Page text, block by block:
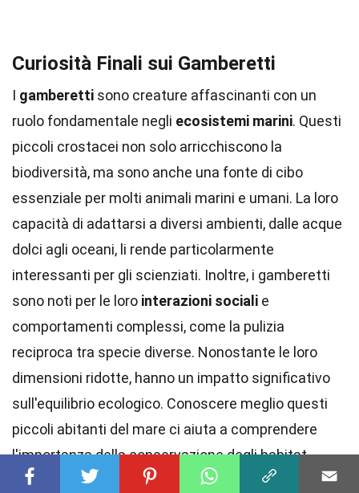
Curiosità Finali sui Gamberetti
I gamberetti sono creature affascinanti con un
ruolo fondamentale negli ecosistemi marini. Questi
piccoli crostacei non solo arricchiscono la
biodiversità, ma sono anche una fonte di cibo
essenziale per molti animali marini e umani. La loro
capacità di adattarsi a diversi ambienti, dalle acque
dolci agli oceani, li rende particolarmente
interessanti per gli scienziati. Inoltre, i gamberetti
sono noti per le loro interazioni sociali e
comportamenti complessi, come la pulizia
reciproca tra specie diverse. Nonostante le loro
dimensioni ridotte, hanno un impatto significativo
sull'equilibrio ecologico. Conoscere meglio questi
piccoli abitanti del mare ci aiuta a comprendere
l'importanza della conservazione degli habitat
marini. La prossima volta che vedi un gamberetto,